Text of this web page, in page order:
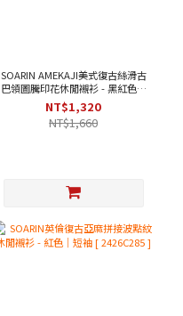
SOARIN AMEKAJI美式復古絲滑古
巴領圖騰印花休閒襯衫 - 黑紅色｜
短袖 [ 212C426 ]
NT$1,320
NT$1,660